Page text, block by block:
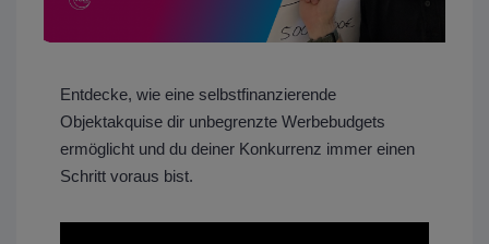
Entdecke, wie eine selbstfinanzierende
Objektakquise dir unbegrenzte Werbebudgets
ermöglicht und du deiner Konkurrenz immer einen
Schritt voraus bist.